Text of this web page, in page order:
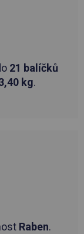
21 balíčků
kg.
Raben.